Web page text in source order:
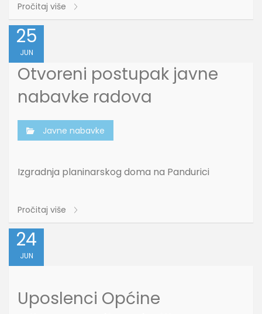
Pročitaj više
25
JUN
Otvoreni postupak javne
nabavke radova
Javne nabavke
Izgradnja planinarskog doma na Pandurici
Pročitaj više
24
JUN
Uposlenci Općine